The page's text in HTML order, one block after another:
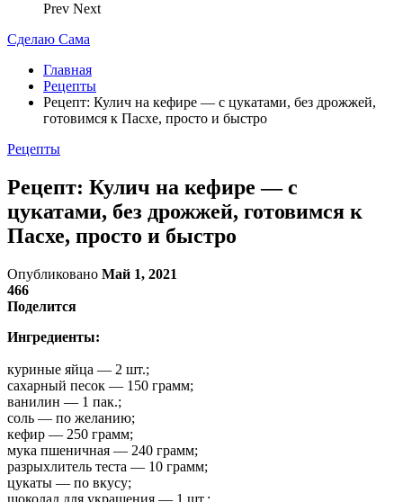
Prev Next
Сделаю Сама
Главная
Рецепты
Рецепт: Кулич на кефире — с цукатами, без дрожжей,
готовимся к Пасхе, просто и быстро
Рецепты
Рецепт: Кулич на кефире — с
цукатами, без дрожжей, готовимся к
Пасхе, просто и быстро
Опубликовано Май 1, 2021
466
Поделится
Ингредиенты:
куриные яйца — 2 шт.;
сахарный песок — 150 грамм;
ванилин — 1 пак.;
соль — по желанию;
кефир — 250 грамм;
мука пшеничная — 240 грамм;
разрыхлитель теста — 10 грамм;
цукаты — по вкусу;
шоколад для украшения — 1 шт.;